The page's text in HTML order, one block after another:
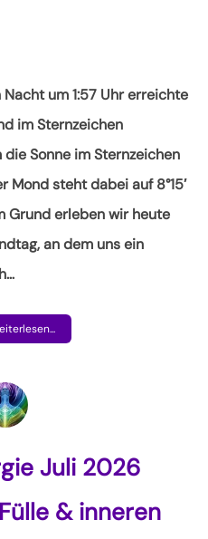
um 1:57 Uhr erreichte
im Sternzeichen
Sonne im Sternzeichen
Mond steht dabei auf 8°15′
Grund erleben wir heute
an dem uns ein
…
Juli 2026
& inneren